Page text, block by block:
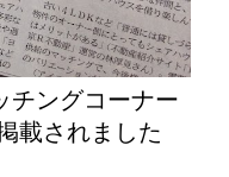
チングコーナー
載されました